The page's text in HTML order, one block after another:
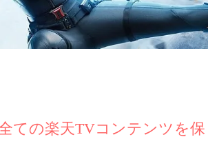
ての楽天TVコンテンツ を保